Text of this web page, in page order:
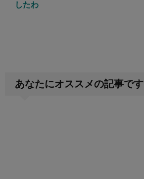
したわ
あなたにオススメの記事です